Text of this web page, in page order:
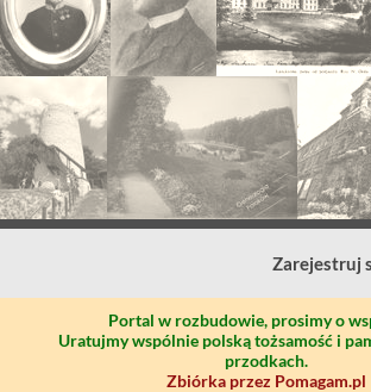
Zarejestruj
Portal w rozbudowie, prosimy o
Uratujmy wspólnie polską tożsamość i
przodkach.
Zbiórka przez Pomagam.pl